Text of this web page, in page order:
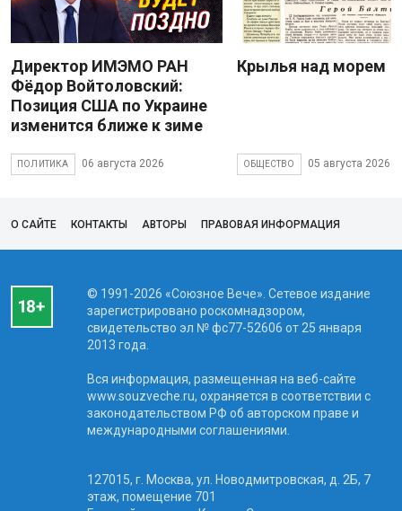
Директор ИМЭМО РАН
Фёдор Войтоловский:
Позиция США по Украине
изменится ближе к зиме
ПОЛИТИКА 06 августа 2026
Крылья над морем
ОБЩЕСТВО 05 августа 2026
О САЙТЕ КОНТАКТЫ АВТОРЫ ПРАВОВАЯ ИНФОРМАЦИЯ
© 1991-2026 «Союзное Вече». Сетевое издание
зарегистрировано роскомнадзором,
свидетельство эл № фc77-52606 от 25 января
2013 года.
Вся информация, размещенная на веб-сайте
www.souzveche.ru, охраняется в соответствии с
законодательством РФ об авторском праве и
международными соглашениями.
127015, г. Москва, ул. Новодмитровская, д. 2Б, 7
этаж, помещение 701